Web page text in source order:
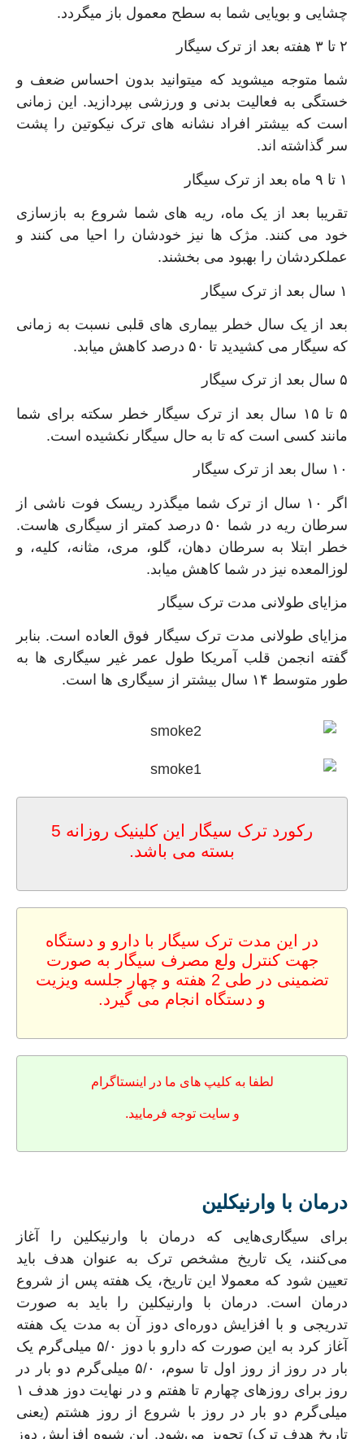
چشایی و بویایی شما به سطح معمول باز میگردد.
۲ تا ۳ هفته بعد از ترک سیگار
شما متوجه میشوید که میتوانید بدون احساس ضعف و
خستگی به فعالیت بدنی و ورزشی بپردازید. این زمانی
است که بیشتر افراد نشانه های ترک نیکوتین را پشت
سر گذاشته اند.
۱ تا ۹ ماه بعد از ترک سیگار
تقریبا بعد از یک ماه، ریه های شما شروع به بازسازی
خود می کنند. مژک ها نیز خودشان را احیا می کنند و
عملکردشان را بهبود می بخشند.
۱ سال بعد از ترک سیگار
بعد از یک سال خطر بیماری های قلبی نسبت به زمانی
که سیگار می کشیدید تا ۵۰ درصد کاهش میابد.
۵ سال بعد از ترک سیگار
۵ تا ۱۵ سال بعد از ترک سیگار خطر سکته برای شما
مانند کسی است که تا به حال سیگار نکشیده است.
۱۰ سال بعد از ترک سیگار
اگر ۱۰ سال از ترک شما میگذرد ریسک فوت ناشی از
سرطان ریه در شما ۵۰ درصد کمتر از سیگاری هاست.
خطر ابتلا به سرطان دهان، گلو، مری، مثانه، کلیه، و
لوزالمعده نیز در شما کاهش میابد.
مزایای طولانی مدت ترک سیگار
مزایای طولانی مدت ترک سیگار فوق العاده است. بنابر
گفته انجمن قلب آمریکا طول عمر غیر سیگاری ها به
طور متوسط ۱۴ سال بیشتر از سیگاری ها است.
رکورد ترک سیگار این کلینیک روزانه 5
بسته می باشد.
در این مدت ترک سیگار با دارو و دستگاه
جهت کنترل ولع مصرف سیگار به صورت
تضمینی در طی 2 هفته و چهار جلسه ویزیت
و دستگاه انجام می گیرد.
لطفا به کلیپ های ما در اینستاگرام
و سایت توجه فرمایید.
درمان با وارنیکلین
برای سیگاری‌هایی که درمان با وارنیکلین را آغاز
می‌کنند، یک تاریخ مشخص ترک به عنوان هدف باید
تعیین شود که معمولا این تاریخ، یک هفته پس از شروع
درمان است. درمان با وارنیکلین را باید به صورت
تدریجی و با افزایش دوره‌ای دوز آن به مدت یک هفته
آغاز کرد به این صورت که دارو با دوز ۵/۰ میلی‌گرم یک
بار در روز از روز اول تا سوم، ۵/۰ میلی‌گرم دو بار در
روز برای روزهای چهارم تا هفتم و در نهایت دوز هدف ۱
میلی‌گرم دو بار در روز با شروع از روز هشتم (یعنی
تاریخ هدف ترک) تجویز می‌شود. این شیوه افزایش دوز